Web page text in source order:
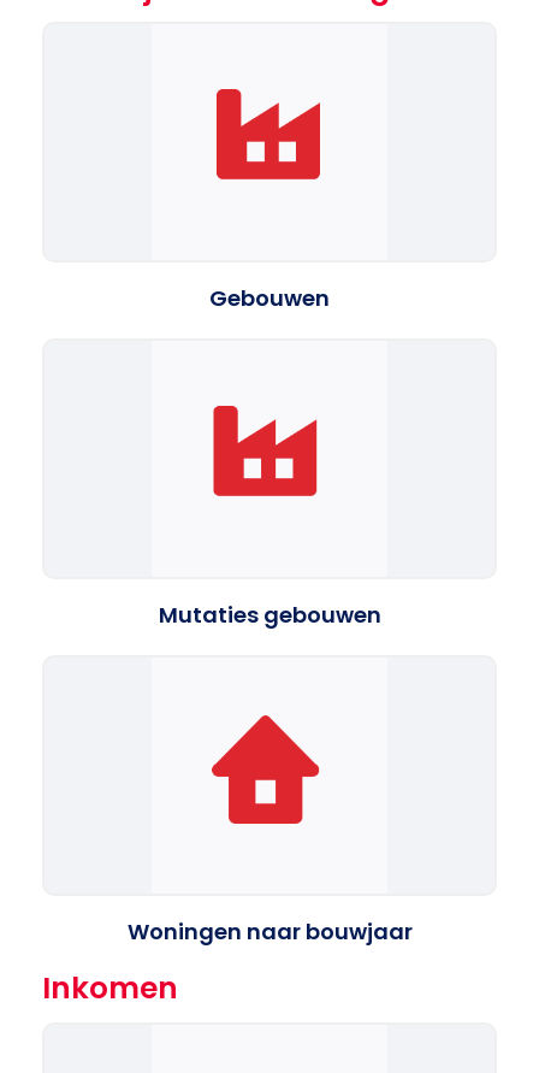
Gebouwen
Mutaties gebouwen
Woningen naar bouwjaar
Inkomen